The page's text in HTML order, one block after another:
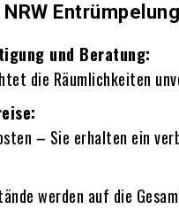
und Beratung:
die Räumlichkeiten
– Sie erhalten ein
werden auf die